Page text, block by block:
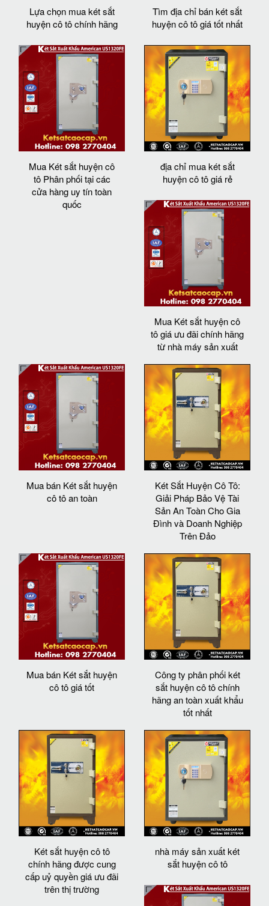
Lựa chọn mua két sắt
huyện cô tô chính hãng
Tìm địa chỉ bán két sắt
huyện cô tô giá tốt nhất
Mua Két sắt huyện cô
tô Phân phối tại các
cửa hàng uy tín toàn
quốc
địa chỉ mua két sắt
huyện cô tô giá rẻ
Mua Két sắt huyện cô
tô giá ưu đãi chính hãng
từ nhà máy sản xuất
Mua bán Két sắt huyện
cô tô an toàn
Két Sắt Huyện Cô Tô:
Giải Pháp Bảo Vệ Tài
Sản An Toàn Cho Gia
Đình và Doanh Nghiệp
Trên Đảo
Mua bán Két sắt huyện
cô tô giá tốt
Công ty phân phối két
sắt huyện cô tô chính
hãng an toàn xuất khẩu
tốt nhất
Két sắt huyện cô tô
chính hãng được cung
cấp uỷ quyền giá ưu đãi
trên thị trường
nhà máy sản xuất két
sắt huyện cô tô